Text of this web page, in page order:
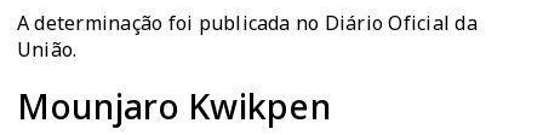
A determinação foi publicada no Diário Oficial da
União.
Mounjaro Kwikpen